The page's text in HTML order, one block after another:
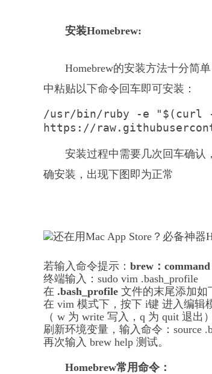
安装Homebrew:
Homebrew的安装方法十分简
中粘贴以下命令回车即可安装：
/usr/bin/ruby -e "$(curl
https://
安装过程中需要几次回车确认
确安装，出现下图即为正常
若输入命令提示： brew：
终端输入：sudo vim .bash_profile
在 .bash_profile 文件的末尾添加如
在 vim 模式下，按下 i键 进入编辑
（ w 为 write 写入，q 为 quit 退出
刷新环境变量，输入命令：source
再次输入 brew help 测试。
Homebrew常用命令：